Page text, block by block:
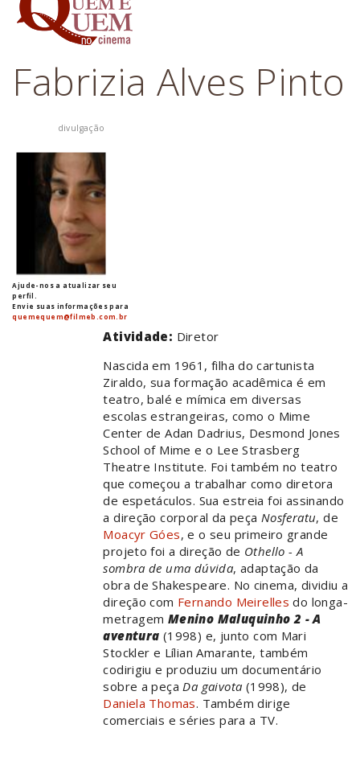
Fabrizia Alves Pinto
divulgação
Ajude-nos a atualizar seu
perfil.
Envie suas informações para
quemequem@filmeb.com.br
Atividade: Diretor
Nascida em 1961, filha do cartunista
Ziraldo, sua formação acadêmica é em
teatro, balé e mímica em diversas
escolas estrangeiras, como o Mime
Center de Adan Dadrius, Desmond Jones
School of Mime e o Lee Strasberg
Theatre Institute. Foi também no teatro
que começou a trabalhar como diretora
de espetáculos. Sua estreia foi assinando
a direção corporal da peça Nosferatu, de
Moacyr Góes, e o seu primeiro grande
projeto foi a direção de Othello - A
sombra de uma dúvida, adaptação da
obra de Shakespeare. No cinema, dividiu a
direção com Fernando Meirelles do longa-
metragem Menino Maluquinho 2 - A
aventura (1998) e, junto com Mari
Stockler e Lílian Amarante, também
codirigiu e produziu um documentário
sobre a peçaDa gaivota (1998), de
Daniela Thomas. Também dirige
comerciais e séries para a TV.